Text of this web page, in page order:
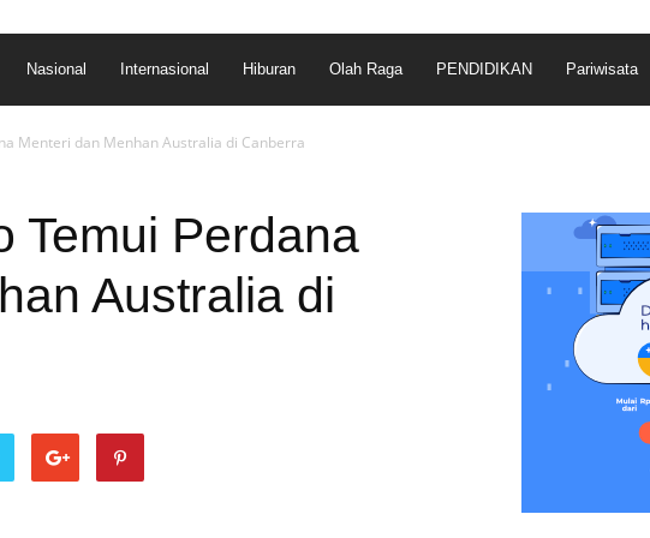
Nasional Internasional Hiburan Olah Raga PENDIDIKAN Pariwisata
Menteri dan Menhan Australia di Canberra
Temui Perdana
Australia di